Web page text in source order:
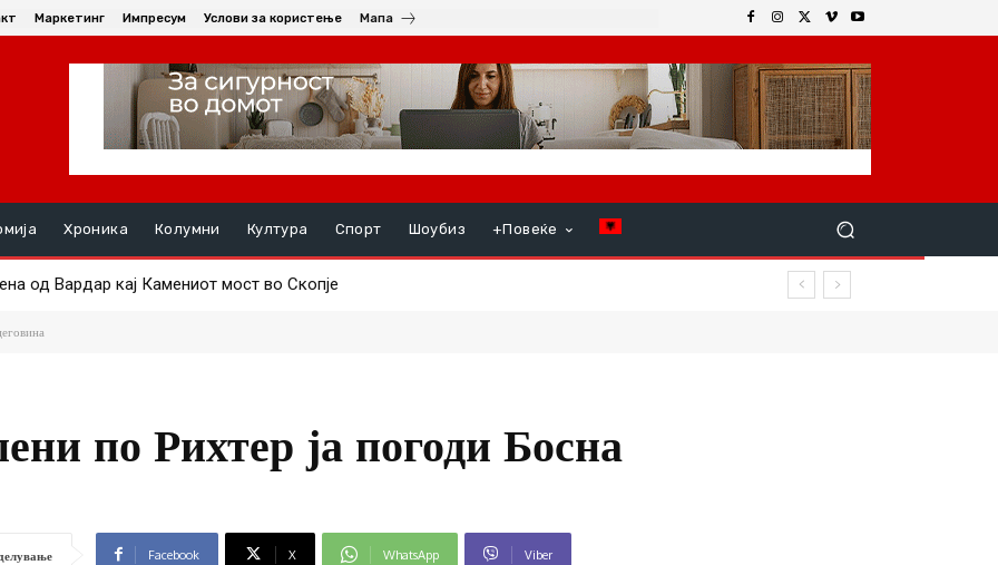
Маркетинг Импресум Услови за користење Мапа
Хроника Колумни Култура Спорт Шоубиз +Повеќе
од Вардар кај Камениот мост во Скопје
Пелистер – ќе детектираат диви животни и други случувања на планината
по Рихтер ја погоди Босна
Facebook X WhatsApp Viber